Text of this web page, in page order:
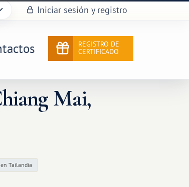
Iniciar sesión y registro
REGISTRO DE
CERTIFICADO
Mai,
Tailandia